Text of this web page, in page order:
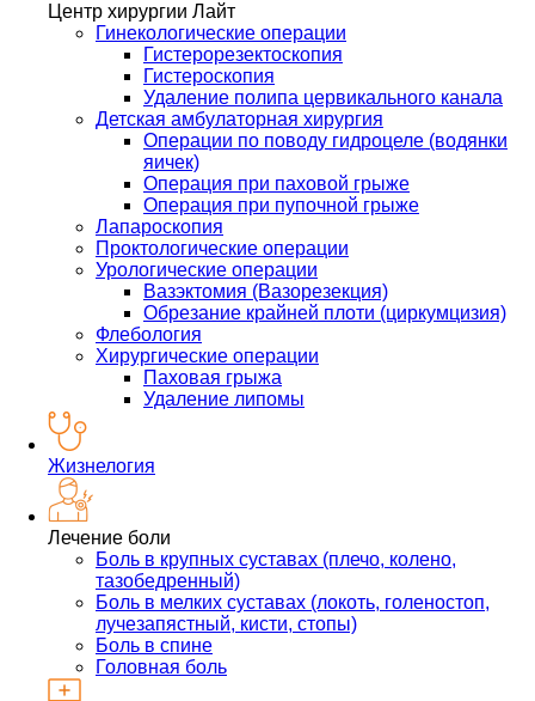
Центр хирургии Лайт
Гинекологические операции
Гистерорезектоскопия
Гистероскопия
Удаление полипа цервикального канала
Детская амбулаторная хирургия
Операции по поводу гидроцеле (водянки
яичек)
Операция при паховой грыже
Операция при пупочной грыже
Лапароскопия
Проктологические операции
Урологические операции
Вазэктомия (Вазорезекция)
Обрезание крайней плоти (циркумцизия)
Флебология
Хирургические операции
Паховая грыжа
Удаление липомы
Жизнелогия
Лечение боли
Боль в крупных суставах (плечо, колено,
тазобедренный)
Боль в мелких суставах (локоть, голеностоп,
лучезапястный, кисти, стопы)
Боль в спине
Головная боль